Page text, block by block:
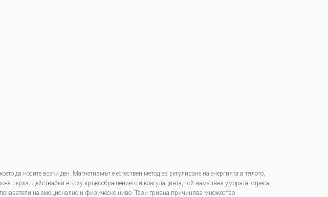
да носите всеки ден. Магнетизмът е естествен метод за регулиране на енергията в тялото,
перла. Действайки върху кръвообращението и коагулацията, той намалява умората, стреса
на емоционално и физическо ниво. Тази гривна причинява множество